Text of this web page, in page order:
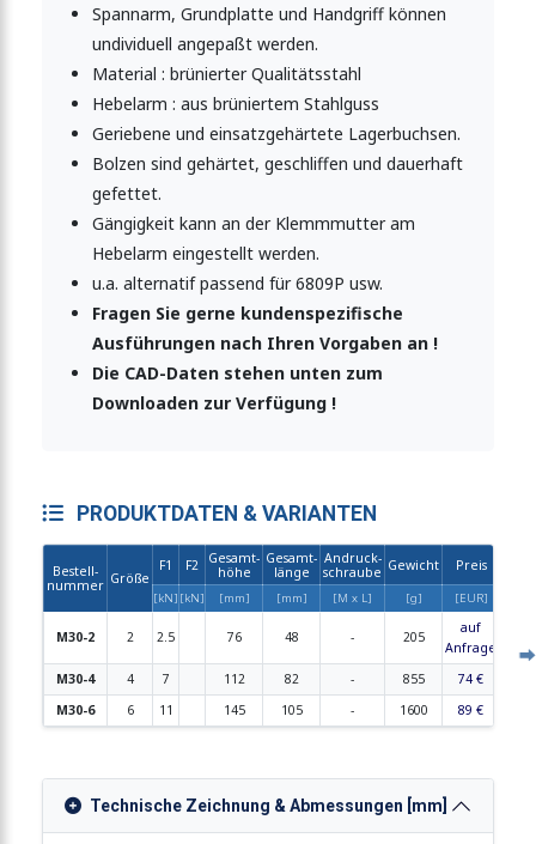
mit senkrechtem Fuß
schweissbar
Fuss, schweissbar
Spannarm, Grundplatte und Handgriff können
undividuell angepaßt werden.
Material : brünierter Qualitätsstahl
Hebelarm : aus brüniertem Stahlguss
Geriebene und einsatzgehärtete Lagerbuchsen.
Bolzen sind gehärtet, geschliffen und dauerhaft
gefettet.
Gängigkeit kann an der Klemmmutter am
Hebelarm eingestellt werden.
u.a. alternatif passend für 6809P usw.
Fragen Sie gerne kundenspezifische
Ausführungen nach Ihren Vorgaben an !
Die CAD-Daten stehen unten zum
Downloaden zur Verfügung !
PRODUKTDATEN & VARIANTEN
Bestell-
nummer Größe
F1 F2
Gesamt-
höhe
Gesamt-
länge
Andruck-
schraube Gewicht Preis
[kN] [kN] [mm] [mm] [M x L] [g] [EUR]
M30-2 2 2.5 76 48 - 205
auf
Anfrage
M30-4
4 7 112 82 - 855
74 €
M30-6
6 11 145 105 - 1600 89 €
Technische Zeichnung & Abmessungen [mm]